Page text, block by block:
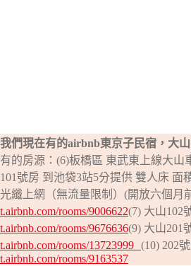
我們現在有的airbnb東京子民宿，大山
有的房源：(6)板橋區 東武東上線大山
101號房 到池袋3站5分提供 雙人床 面
光纖上網（無流量限制）(開放六個月
t.airbnb.com/rooms/9006622(7) 大山102
t.airbnb.com/rooms/9676636(9) 大山201
t.airbnb.com/rooms/13723999 (10) 202
t.airbnb.com/rooms/9163537